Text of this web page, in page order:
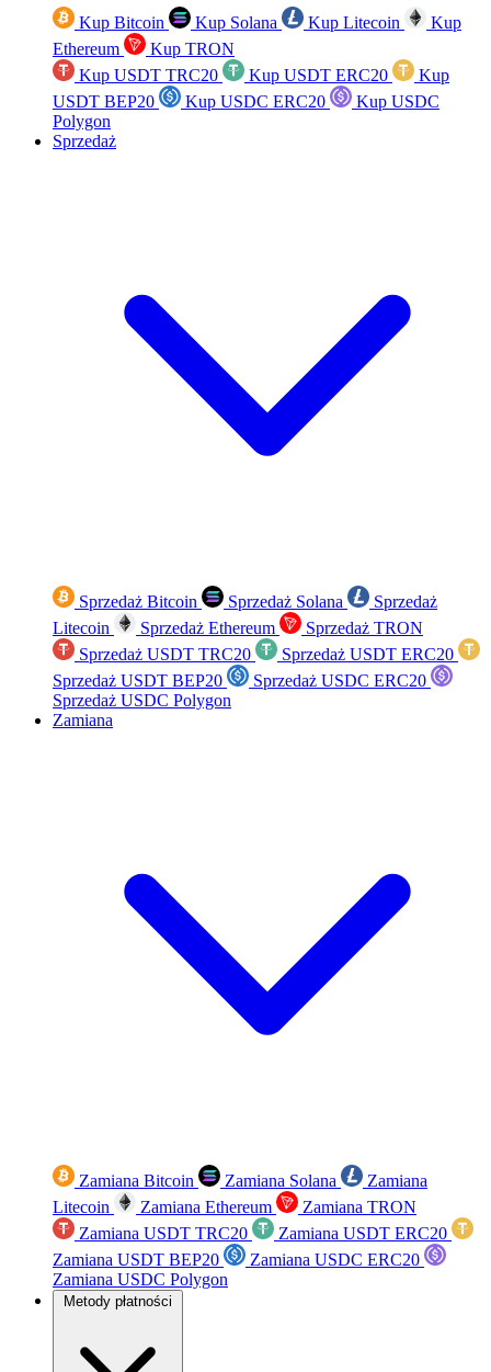
Kup Bitcoin Kup Solana Kup Litecoin
Kup
Ethereum
Kup TRON
Kup USDT TRC20
Kup USDT ERC20
Kup
USDT BEP20
Kup USDC ERC20
Kup USDC
Polygon
Sprzedaż
Sprzedaż Bitcoin Sprzedaż Solana
Sprzedaż
Litecoin
Sprzedaż Ethereum
Sprzedaż TRON
Sprzedaż USDT TRC20
Sprzedaż USDT ERC20
Sprzedaż USDT BEP20
Sprzedaż USDC ERC20
Sprzedaż USDC Polygon
Zamiana
Zamiana Bitcoin Zamiana Solana
Zamiana
Litecoin
Zamiana Ethereum
Zamiana TRON
Zamiana USDT TRC20
Zamiana USDT ERC20
Zamiana USDT BEP20
Zamiana USDC ERC20
Zamiana USDC Polygon
Metody płatności